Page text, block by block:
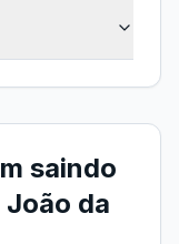
saindo
João da